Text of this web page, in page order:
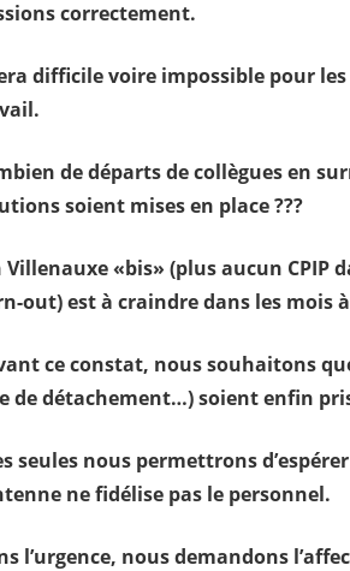
correctement.
difficile voire impossible pour
de départs de collègues en
soient mises en place ???
Villenauxe «bis» (plus aucun CPIP
out) est à craindre dans les mois
ce constat, nous souhaitons
de détachement…) soient enfin
seules nous permettrons
ne fidélise pas le personnel.
l’urgence, nous demandons